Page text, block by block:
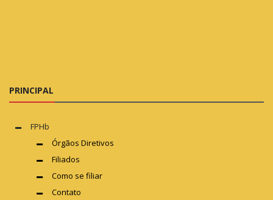
PRINCIPAL
FPHb
Órgãos Diretivos
Filiados
Como se filiar
Contato